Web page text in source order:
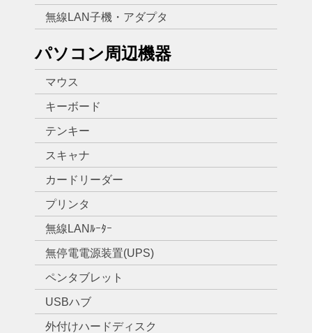
無線LAN子機・アダプタ
パソコン周辺機器
マウス
キーボード
テンキー
スキャナ
カードリーダー
プリンタ
無線LANﾙｰﾀｰ
無停電電源装置(UPS)
ペンタブレット
USBハブ
外付けハードディスク